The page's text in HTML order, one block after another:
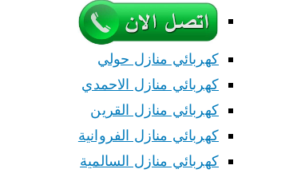
كهربائي منازل حولي
كهربائي منازل الاحمدي
كهربائي منازل القرين
كهربائي منازل الفروانية
كهربائي منازل السالمية